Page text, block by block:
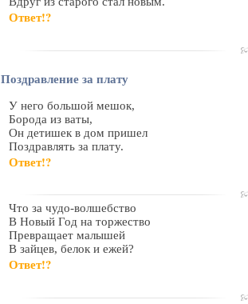
Ответ!?
Поздравление за плату
У него большой мешок,
Борода из ваты,
Он детишек в дом пришел
Поздравлять за плату.
Ответ!?
Что за чудо-волшебство
В Новый Год на торжество
Превращает малышей
В зайцев, белок и ежей?
Ответ!?